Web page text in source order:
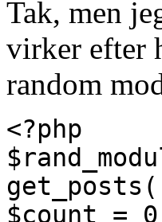
Tak, men
virker efter
random
<?php
$count =